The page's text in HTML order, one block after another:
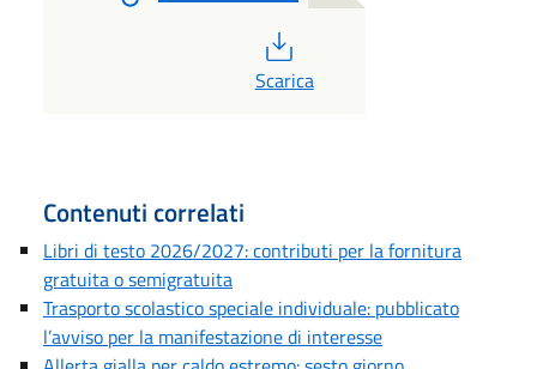
Scarica
Contenuti correlati
Libri di testo 2026/2027: contributi per la fornitura
gratuita o semigratuita
Trasporto scolastico speciale individuale: pubblicato
l’avviso per la manifestazione di interesse